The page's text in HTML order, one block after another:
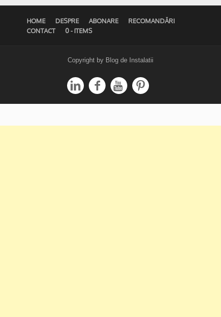
HOME DESPRE ABONARE
RECOMANDĂRI
CONTACT
0 - ITEMS
Copyright by Blog de Instalatii
   